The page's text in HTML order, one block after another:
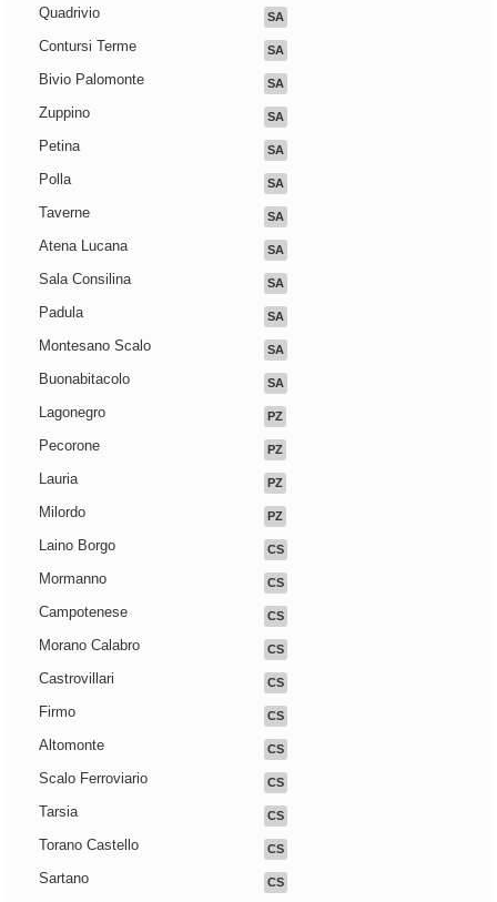
Quadrivio SA
Contursi Terme SA
Bivio Palomonte SA
Zuppino SA
Petina SA
Polla SA
Taverne SA
Atena Lucana SA
Sala Consilina SA
Padula SA
Montesano Scalo SA
Buonabitacolo SA
Lagonegro PZ
Pecorone PZ
Lauria PZ
Milordo PZ
Laino Borgo CS
Mormanno CS
Campotenese CS
Morano Calabro CS
Castrovillari CS
Firmo CS
Altomonte CS
Scalo Ferroviario CS
Tarsia CS
Torano Castello CS
Sartano CS